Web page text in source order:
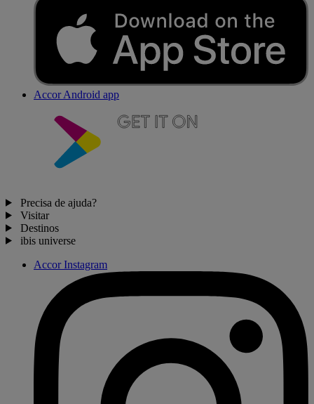
Accor Android app
Precisa de ajuda?
Visitar
Destinos
ibis universe
Accor Instagram